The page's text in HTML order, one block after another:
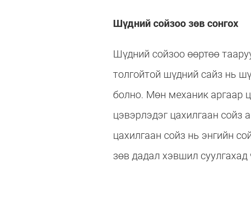
Шүдний сойзоо зөв сонгох
Шүдний сойзоо өөртөө
толгойтой шүдний сайз нь
болно. Мөн механик аргаар
цэвэрлэдэг цахилгаан сойз
цахилгаан сойз нь энгийн
зөв дадал хэвшил суулгахад